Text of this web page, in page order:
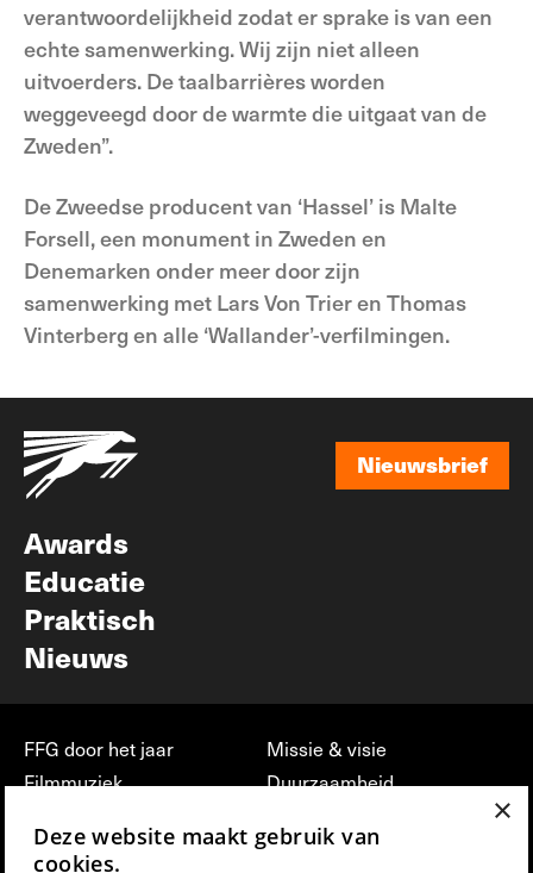
verantwoordelijkheid zodat er sprake is van een
echte samenwerking. Wij zijn niet alleen
uitvoerders. De taalbarrières worden
weggeveegd door de warmte die uitgaat van de
Zweden”.
De Zweedse producent van ‘Hassel’ is Malte
Forsell, een monument in Zweden en
Denemarken onder meer door zijn
samenwerking met Lars Von Trier en Thomas
Vinterberg en alle ‘Wallander’-verfilmingen.
Nieuwsbrief
Awards
Educatie
Praktisch
Nieuws
FFG door het jaar
Filmmuziek
Press & Industry
Missie & visie
Duurzaamheid
vrijwilligerswerk bij FFG
×
Deze website maakt gebruik van
cookies.